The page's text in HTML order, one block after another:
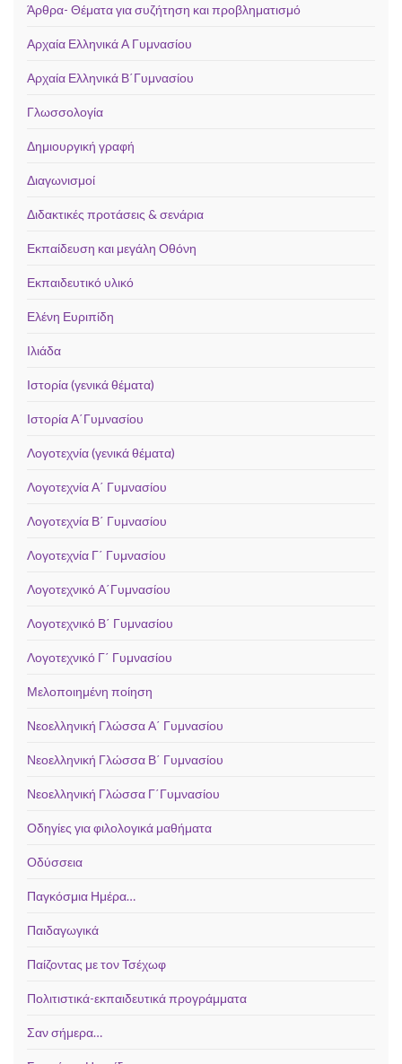
Άρθρα- Θέματα για συζήτηση και προβληματισμό
Αρχαία Ελληνικά Α Γυμνασίου
Αρχαία Ελληνικά Β΄Γυμνασίου
Γλωσσολογία
Δημιουργική γραφή
Διαγωνισμοί
Διδακτικές προτάσεις & σενάρια
Εκπαίδευση και μεγάλη Οθόνη
Εκπαιδευτικό υλικό
Ελένη Ευριπίδη
Ιλιάδα
Ιστορία (γενικά θέματα)
Ιστορία Α΄Γυμνασίου
Λογοτεχνία (γενικά θέματα)
Λογοτεχνία Α΄ Γυμνασίου
Λογοτεχνία Β΄ Γυμνασίου
Λογοτεχνία Γ΄ Γυμνασίου
Λογοτεχνικό Α΄Γυμνασίου
Λογοτεχνικό Β΄ Γυμνασίου
Λογοτεχνικό Γ΄ Γυμνασίου
Μελοποιημένη ποίηση
Νεοελληνική Γλώσσα Α΄ Γυμνασίου
Νεοελληνική Γλώσσα Β΄ Γυμνασίου
Νεοελληνική Γλώσσα Γ΄Γυμνασίου
Οδηγίες για φιλολογικά μαθήματα
Οδύσσεια
Παγκόσμια Ημέρα…
Παιδαγωγικά
Παίζοντας με τον Τσέχωφ
Πολιτιστικά-εκπαιδευτικά προγράμματα
Σαν σήμερα…